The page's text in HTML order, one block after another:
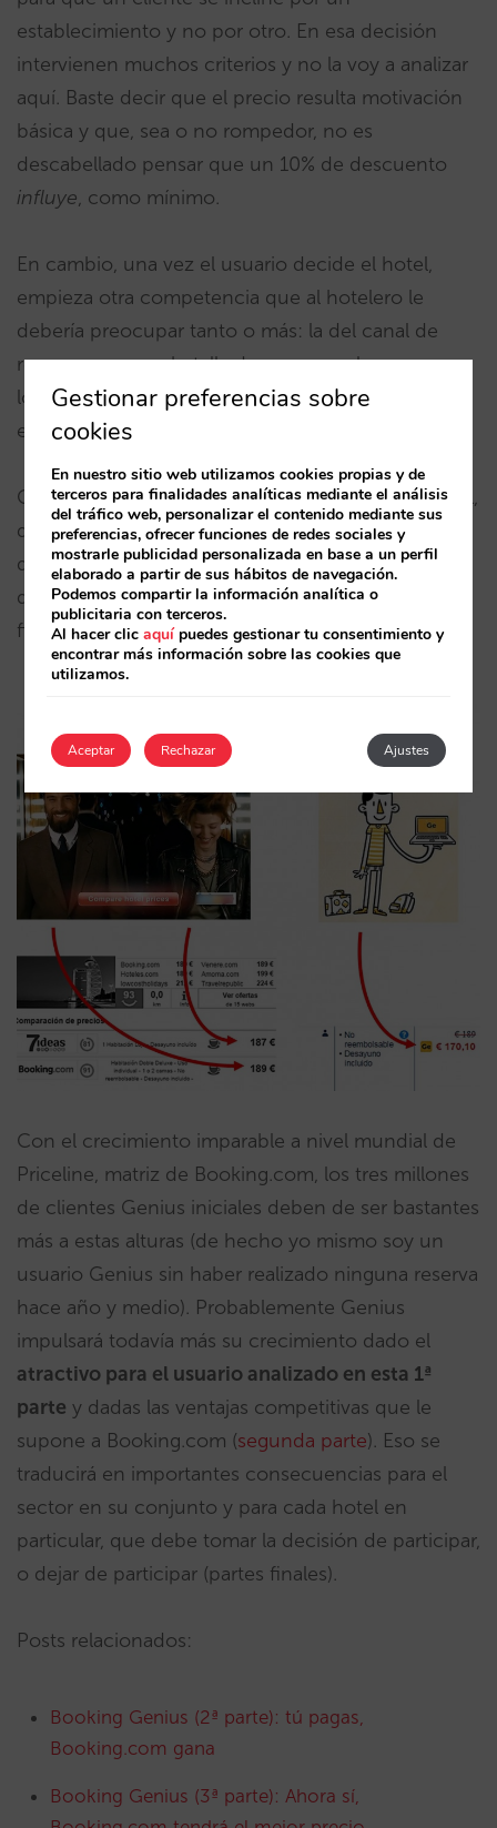
establecimiento y no por otro. En esa decisión
intervienen muchos criterios y no la voy a analizar
aquí. Baste decir que el precio resulta motivación
básica y que, sea o no rompedor, no es
descabellado pensar que un 10% de descuento
influye, como mínimo.
En cambio, una vez el usuario decide el hotel,
empieza otra competencia que al hotelero le
debería preocupar tanto o más: la del canal de
reserva, y en esa batalla desaparecen las armas
localización, reputación, etc, y se centran en una:
el precio.
Como dice Trivago en su anuncio, “el mismo hotel,
dos precios diferentes”…y un 10% puede ser
decisivo. Como prueba, sirva compararlo con el
descuento habitual que ofrecen los programas de
fidelización de las cadenas: alrededor del 7%.
Con el crecimiento imparable a nivel mundial de
Priceline, matriz de Booking.com, los tres millones
de clientes Genius iniciales deben de ser bastantes
más a estas alturas (de hecho yo mismo soy un
usuario Genius sin haber realizado ninguna reserva
hace año y medio). Probablemente Genius
impulsará todavía más su crecimiento dado el
atractivo para el usuario analizado en esta 1ª
parte y dadas las ventajas competitivas que le
supone a Booking.com (segunda parte). Eso se
traducirá en importantes consecuencias para el
sector en su conjunto y para cada hotel en
particular, que debe tomar la decisión de participar,
o dejar de participar (partes finales).
Posts relacionados:
Booking Genius (2ª parte): tú pagas,
Booking.com gana
Booking Genius (3ª parte): Ahora sí,
Gestionar preferencias sobre
cookies
En nuestro sitio web utilizamos cookies propias y de
terceros para finalidades analíticas mediante el análisis
del tráfico web, personalizar el contenido mediante sus
preferencias, ofrecer funciones de redes sociales y
mostrarle publicidad personalizada en base a un perfil
elaborado a partir de sus hábitos de navegación.
Podemos compartir la información analítica o
publicitaria con terceros.
Al hacer clicaquípuedes gestionar tu consentimiento y
encontrar más información sobre las cookies que
utilizamos.
Aceptar Ajustes
Rechazar